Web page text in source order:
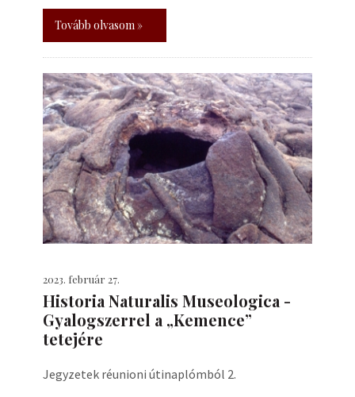
Tovább olvasom »
2023. február 27.
Historia Naturalis Museologica -
Gyalogszerrel a „Kemence”
tetejére
Jegyzetek réunioni útinaplómból 2.